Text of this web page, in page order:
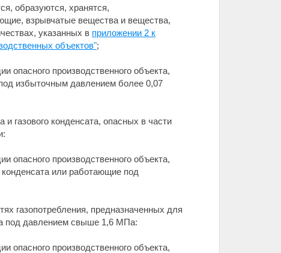
образуются, хранятся,
взрывчатые вещества и вещества,
указанных в приложении 2 к
объектов";
опасного производственного объекта,
избыточным давлением более 0,07
газового конденсата, опасных в части
опасного производственного объекта,
конденсата или работающие под
газопотребления, предназначенных для
под давлением свыше 1,6 МПа:
опасного производственного объекта,